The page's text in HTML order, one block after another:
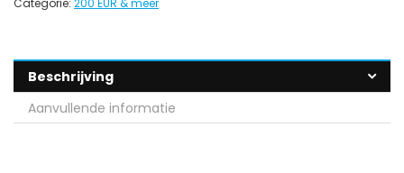
Categorie: 200 EUR & meer
Beschrijving
Aanvullende informatie